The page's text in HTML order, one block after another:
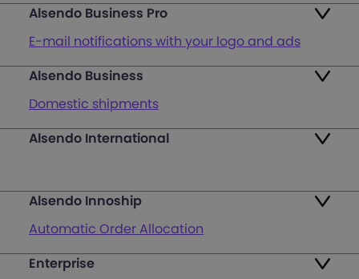
Alsendo Business Pro
E-mail notifications with your logo and ads
Ads on the order tracking page
Map of PUDO points
Login
Alsendo Business
Domestic shipments
Fast & Secure International Courier Services
Pallets & half pallets
Alsendo International
Alsendo Innoship
Automatic Order Allocation
Generate Shipping Labels
Enterprise